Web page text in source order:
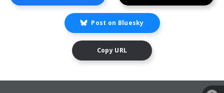
Post on Bluesky
Copy URL